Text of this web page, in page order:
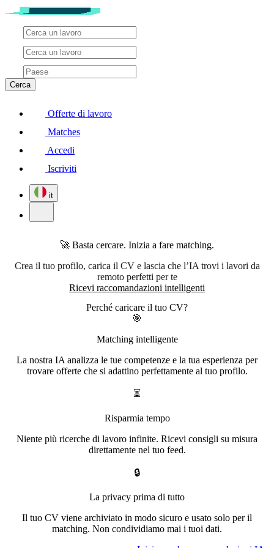
Cerca
Offerte di lavoro
Matches
Accedi
Iscriviti
it
🚀 Basta cercare. Inizia a fare matching.
Crea il tuo profilo, carica il CV e lascia che l’IA trovi i lavori da
remoto perfetti per te
Ricevi raccomandazioni intelligenti
Perché caricare il tuo CV?
🎯
Matching intelligente
La nostra IA analizza le tue competenze e la tua esperienza per
trovare offerte che si adattino perfettamente al tuo profilo.
⏳
Risparmia tempo
Niente più ricerche di lavoro infinite. Ricevi consigli su misura
direttamente nel tuo feed.
🔒
La privacy prima di tutto
Il tuo CV viene archiviato in modo sicuro e usato solo per il
matching. Non condividiamo mai i tuoi dati.